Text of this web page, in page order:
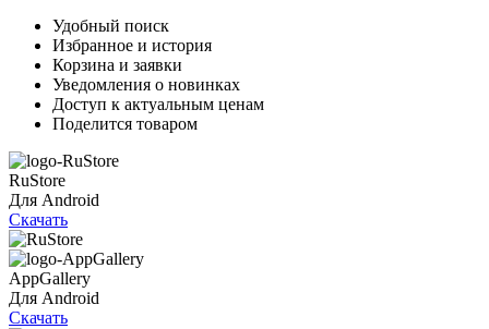
Удобный поиск
Избранное и история
Корзина и заявки
Уведомления о новинках
Доступ к актуальным ценам
Поделится товаром
RuStore
Для Android
Скачать
AppGallery
Для Android
Скачать